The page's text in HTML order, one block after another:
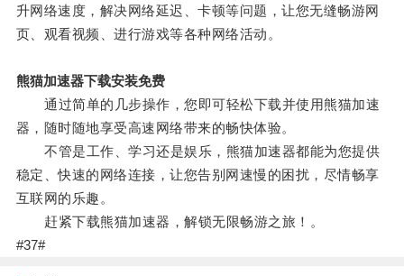
升网络速度，解决网络延迟、卡顿等问题，让您无缝畅游网
页、观看视频、进行游戏等各种网络活动。
熊猫加速器下载安装免费
通过简单的几步操作，您即可轻松下载并使用熊猫加速
器，随时随地享受高速网络带来的畅快体验。
不管是工作、学习还是娱乐，熊猫加速器都能为您提供
稳定、快速的网络连接，让您告别网速慢的困扰，尽情畅享
互联网的乐趣。
赶紧下载熊猫加速器，解锁无限畅游之旅！。
#37#